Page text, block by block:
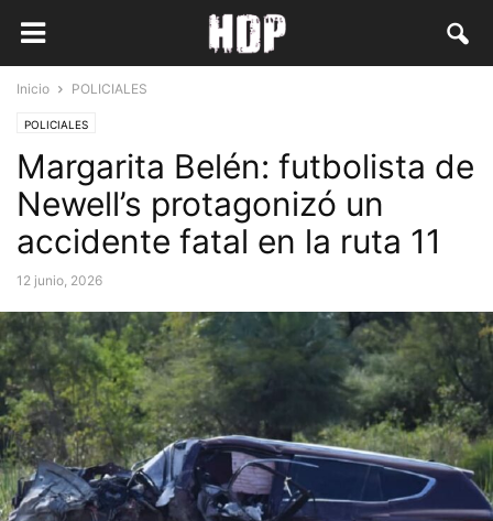
Inicio POLICIALES
POLICIALES
Margarita Belén: futbolista de
Newell’s protagonizó un
accidente fatal en la ruta 11
12 junio, 2026